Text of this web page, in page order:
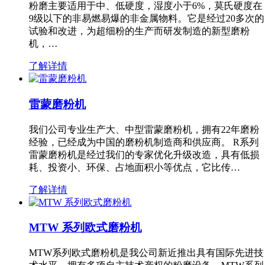
粉磨主要适用于中、低硬度，湿度小于6%，莫氏硬度在
9级以下的非易燃易爆的非金属物料。它是经过20多次的
试验和改进，为超细粉的生产而研发制造的新型磨粉
机，…
了解详情
雷蒙磨粉机
我们公司专业生产大、中型雷蒙磨粉机，拥有22年磨粉
经验，已经成为中国的磨粉机制造商和供应商。 R系列
雷蒙磨粉机是经过我们的专家优化升级改造，具有低损
耗、投资小、环保、占地面积小等优点，它比传…
了解详情
MTW 系列欧式磨粉机
MTW系列欧式磨粉机是我公司新近推出具有国际先进技